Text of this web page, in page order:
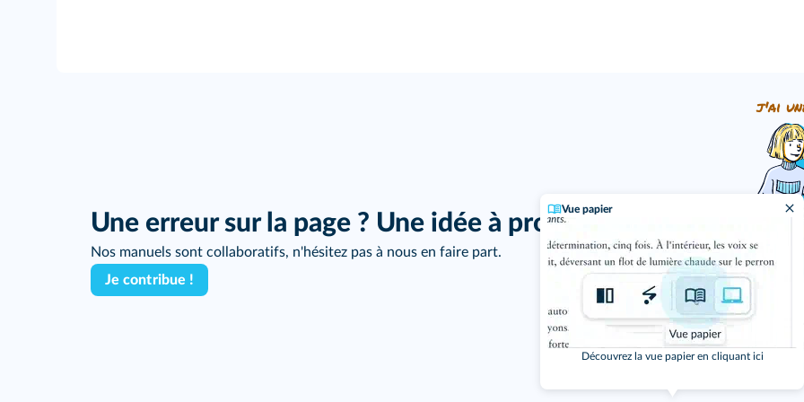
Vue papier
Découvrez la vue papier en cliquant ici
Une erreur sur la page ? Une idée à proposer ?
Nos manuels sont collaboratifs, n'hésitez pas à nous en faire part.
Je contribue !
j'ai